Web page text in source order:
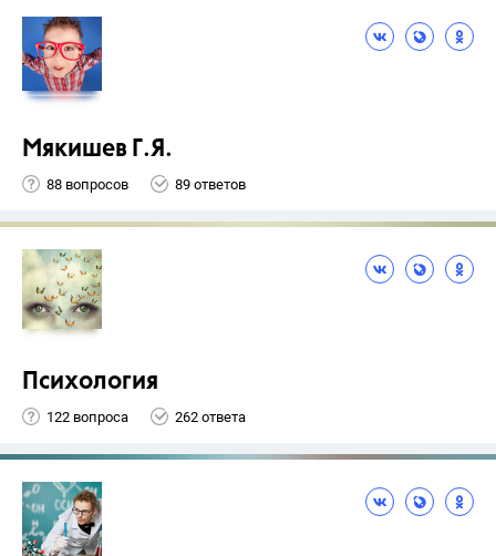
Мякишев Г.Я.
88 вопросов 89 ответов
Психология
122 вопроса 262 ответа